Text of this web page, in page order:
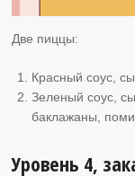
Две пиццы:
Красный соус,
Зеленый соус,
баклажаны,
Уровень 4,